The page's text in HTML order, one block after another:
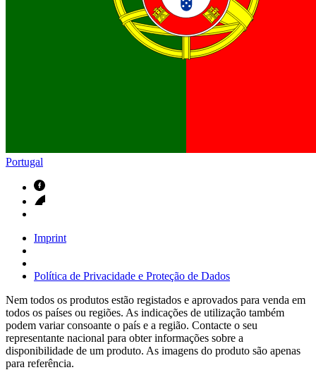
Portugal
Imprint
Política de Privacidade e Proteção de Dados
Nem todos os produtos estão registados e aprovados para venda em
todos os países ou regiões. As indicações de utilização também
podem variar consoante o país e a região. Contacte o seu
representante nacional para obter informações sobre a
disponibilidade de um produto. As imagens do produto são apenas
para referência.